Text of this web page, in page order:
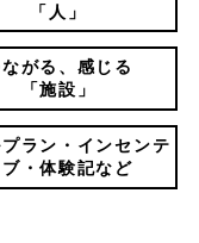
「人」
がる、感じる
「施設」
ラン・インセンテ
ブ・体験記など